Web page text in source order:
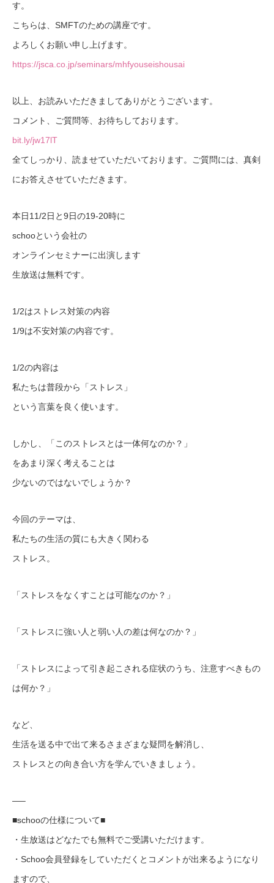
す。
こちらは、SMFTのための講座です。
よろしくお願い申し上げます。
https://jsca.co.jp/seminars/mhfyouseishousai
以上、お読みいただきましてありがとうございます。
コメント、ご質問等、お待ちしております。
bit.ly/jw17lT
全てしっかり、読ませていただいております。ご質問には、真剣
にお答えさせていただきます。
本日11/2日と9日の19-20時に
schooという会社の
オンラインセミナーに出演します
生放送は無料です。
1/2はストレス対策の内容
1/9は不安対策の内容です。
1/2の内容は
私たちは普段から「ストレス」
という言葉を良く使います。
しかし、「このストレスとは一体何なのか？」
をあまり深く考えることは
少ないのではないでしょうか？
今回のテーマは、
私たちの生活の質にも大きく関わる
ストレス。
「ストレスをなくすことは可能なのか？」
「ストレスに強い人と弱い人の差は何なのか？」
「ストレスによって引き起こされる症状のうち、注意すべきもの
は何か？」
など、
生活を送る中で出て来るさまざまな疑問を解消し、
ストレスとの向き合い方を学んでいきましょう。
—–
■schooの仕様について■
・生放送はどなたでも無料でご受講いただけます。
・Schoo会員登録をしていただくとコメントが出来るようになり
ますので、